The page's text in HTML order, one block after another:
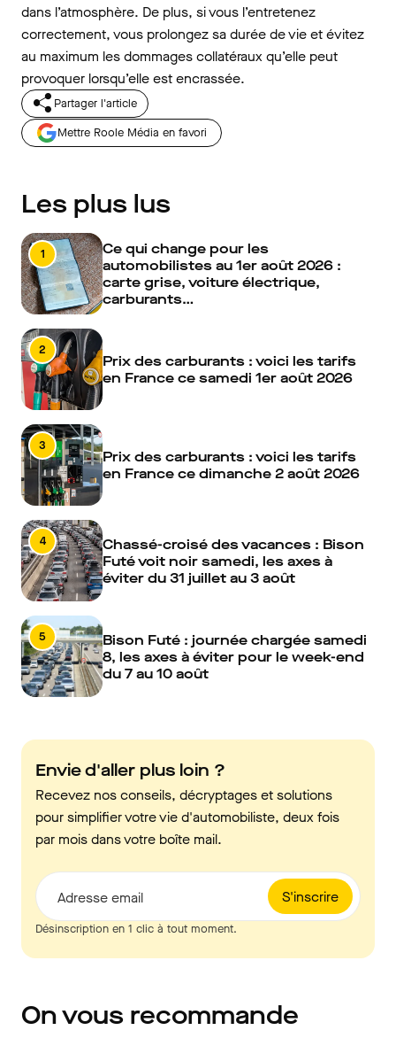
dans l’atmosphère. De plus, si vous l’entretenez
correctement, vous prolongez sa durée de vie et évitez
au maximum les dommages collatéraux qu’elle peut
provoquer lorsqu’elle est encrassée.
Partager l'article
Mettre Roole Média en favori
Les plus lus
1
Ce qui change pour les
automobilistes au 1er août 2026 :
carte grise, voiture électrique,
carburants…
2
Prix des carburants : voici les tarifs
en France ce samedi 1er août 2026
3
Prix des carburants : voici les tarifs
en France ce dimanche 2 août 2026
4
Chassé-croisé des vacances : Bison
Futé voit noir samedi, les axes à
éviter du 31 juillet au 3 août
5
Bison Futé : journée chargée samedi
8, les axes à éviter pour le week-end
du 7 au 10 août
Envie d'aller plus loin ?
Recevez nos conseils, décryptages et solutions
pour simplifier votre vie d'automobiliste, deux fois
par mois dans votre boîte mail.
S'inscrire
Adresse email
Désinscription en 1 clic à tout moment.
On vous recommande